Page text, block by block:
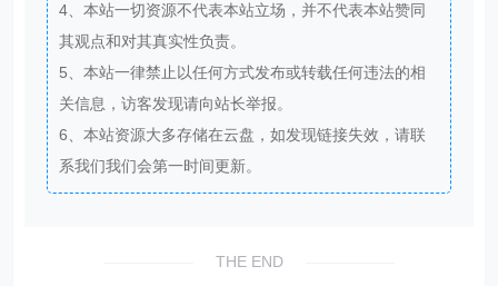
4、本站一切资源不代表本站立场，并不代表本站赞同
其观点和对其真实性负责。
5、本站一律禁止以任何方式发布或转载任何违法的相
关信息，访客发现请向站长举报。
6、本站资源大多存储在云盘，如发现链接失效，请联
系我们我们会第一时间更新。
THE END